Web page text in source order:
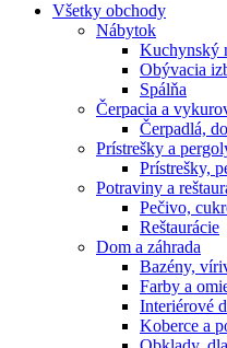
Všetky obchody
Nábytok
Kuchynský
Obývacia
Spálňa
Čerpacia a
Čerpadlá,
Prístrešky a
Prístrešky,
Potraviny a
Pečivo,
Reštaurácie
Dom a záhrada
Bazény,
Farby a
Interiérové
Koberce a